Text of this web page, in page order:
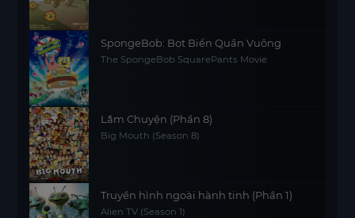
SpongeBob: Bọt Biển Quần Vuông
The SpongeBob SquarePants Movie
Lắm Chuyện (Phần 8)
Big Mouth (Season 8)
Truyền hình ngoài hành tinh (Phần 1)
Alien TV (Season 1)